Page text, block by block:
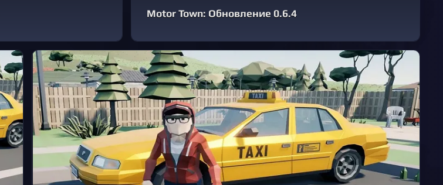
Motor Town: Обновление 0.6.4